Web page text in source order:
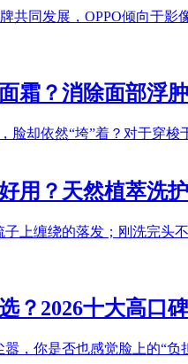
共同发展，OPPO倾向于
霜？消除面部浮
脸却依然“垮”着？对于穿
用？天然植萃洗
上缠绕的落发；刚洗完
？2026十大高口
，你是否也感觉脸上的“